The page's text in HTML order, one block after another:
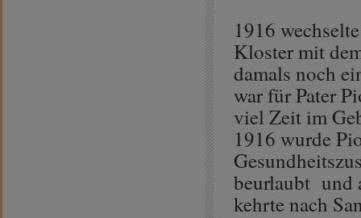
1916
Kloster mit
damals noch
war für Pater
viel Zeit im
1916 wurde
beurlaubt und
kehrte nach